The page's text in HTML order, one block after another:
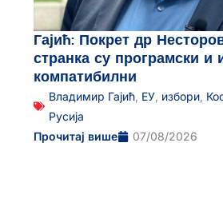
Гајић: Покрет др
странка су програмски и
компатибилни
Владимир Гајић ЕУ избори
Русија
Прочитај више
07/08/2026